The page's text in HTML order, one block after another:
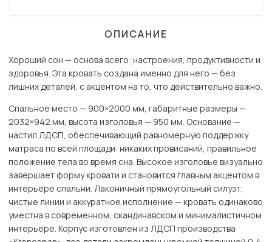
ОПИСАНИЕ
Хороший сон — основа всего: настроения, продуктивности и
здоровья. Эта кровать создана именно для него — без
лишних деталей, с акцентом на то, что действительно важно.
Спальное место — 900×2000 мм, габаритные размеры —
2032×942 мм, высота изголовья — 950 мм. Основание —
настил ЛДСП, обеспечивающий равномерную поддержку
матраса по всей площади: никаких провисаний, правильное
положение тела во время сна. Высокое изголовье визуально
завершает форму кровати и становится главным акцентом в
интерьере спальни. Лаконичный прямоугольный силуэт,
чистые линии и аккуратное исполнение — кровать одинаково
уместна в современном, скандинавском и минималистичном
интерьере. Корпус изготовлен из ЛДСП производства